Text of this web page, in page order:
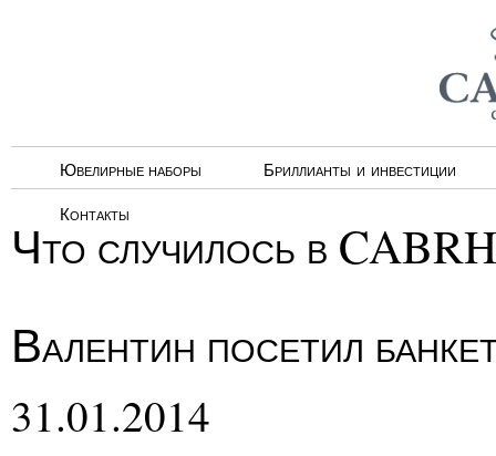
Ювелирные наборы
Бриллианты и инвестиции
Контакты
Что случилось в
Валентин посетил
31.01.2014